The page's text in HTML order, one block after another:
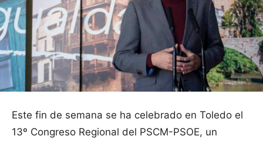
Este fin de semana se ha celebrado en Toledo el
13º Congreso Regional del PSCM-PSOE, un